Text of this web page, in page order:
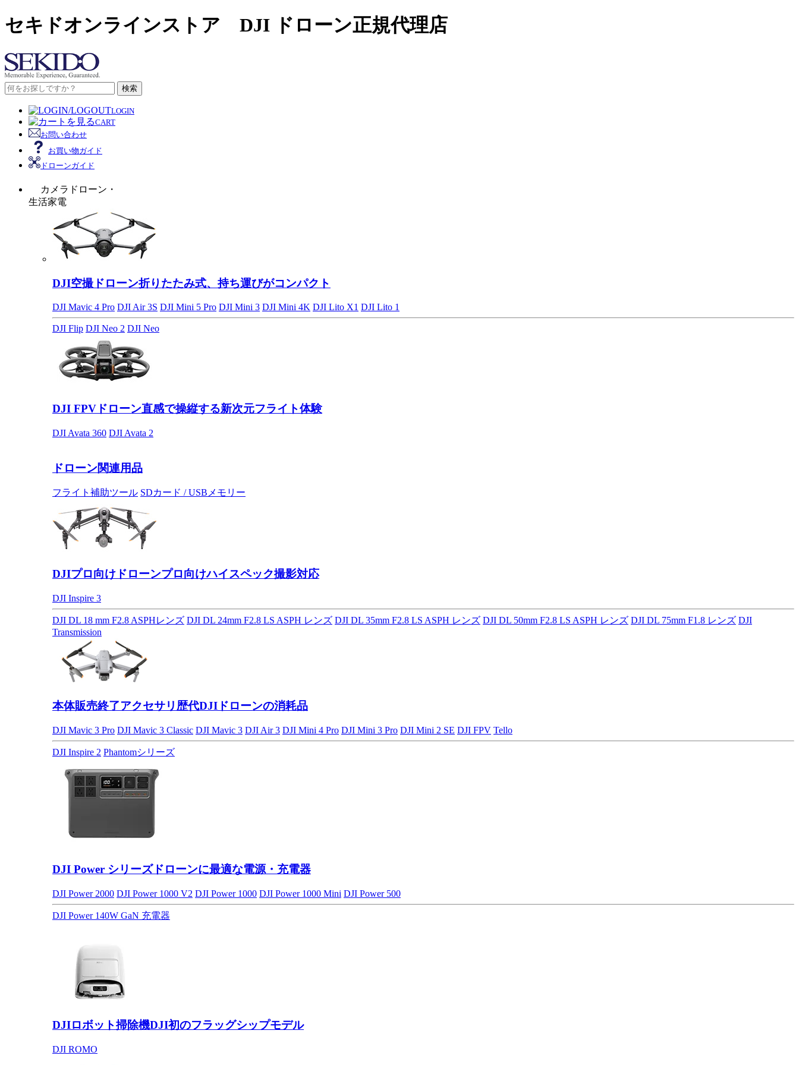
セキドオンラインストア DJI ドローン正規代理店
検索
LOGIN
CART
お問い合わせ
お買い物ガイド
ドローンガイド
カメラドローン・
生活家電
DJI空撮ドローン折りたたみ式、持ち運びがコンパクト
DJI Mavic 4 Pro DJI Air 3S DJI Mini 5 Pro DJI Mini 3 DJI Mini 4K DJI Lito X1 DJI Lito 1
DJI Flip DJI Neo 2 DJI Neo
DJI FPVドローン直感で操縦する新次元フライト体験
DJI Avata 360 DJI Avata 2
ドローン関連用品
フライト補助ツール SDカード / USBメモリー
DJIプロ向けドローンプロ向けハイスペック撮影対応
DJI Inspire 3
DJI DL 18 mm F2.8 ASPHレンズ DJI DL 24mm F2.8 LS ASPH レンズ DJI DL 35mm F2.8 LS ASPH レンズ DJI DL 50mm F2.8 LS ASPH レンズ DJI DL 75mm F1.8 レンズ DJI
Transmission
本体販売終了アクセサリ 歴代DJIドローンの消耗品
DJI Mavic 3 Pro DJI Mavic 3 Classic DJI Mavic 3 DJI Air 3 DJI Mini 4 Pro DJI Mini 3 Pro DJI Mini 2 SE DJI FPV Tello
DJI Inspire 2 Phantomシリーズ
DJI Power シリーズドローンに最適な電源・充電器
DJI Power 2000 DJI Power 1000 V2 DJI Power 1000 DJI Power 1000 Mini DJI Power 500
DJI Power 140W GaN 充電器
DJIロボット掃除機DJI初のフラッグシップモデル
DJI ROMO